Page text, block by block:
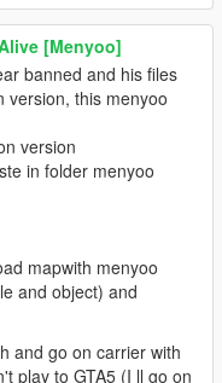
[Menyoo]
banned and his files
version, this menyoo
version
in folder menyoo
mapwith menyoo
and object) and
and go on carrier with
play to GTA5 (I ll go on